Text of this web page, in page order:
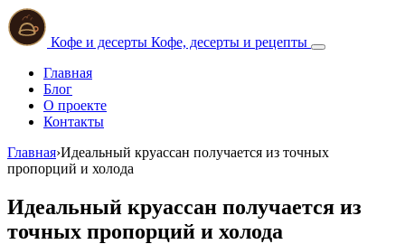
Кофе и десерты Кофе, десерты и рецепты
Главная
Блог
О проекте
Контакты
Главная›Идеальный круассан получается из точных
пропорций и холода
Идеальный круассан получается из
точных пропорций и холода